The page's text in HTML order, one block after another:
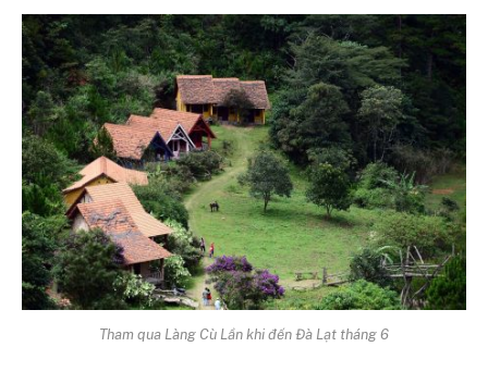
Tham qua Làng Cù Lần khi đến Đà Lạt tháng 6